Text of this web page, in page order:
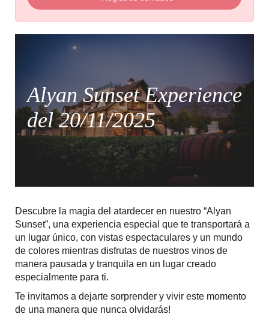
Alyan Sunset Experience
del 20/11/2025
Descubre la magia del atardecer en nuestro “Alyan
Sunset”, una experiencia especial que te transportará a
un lugar único, con vistas espectaculares y un mundo
de colores mientras disfrutas de nuestros vinos de
manera pausada y tranquila en un lugar creado
especialmente para ti.
Te invitamos a dejarte sorprender y vivir este momento
de una manera que nunca olvidarás!